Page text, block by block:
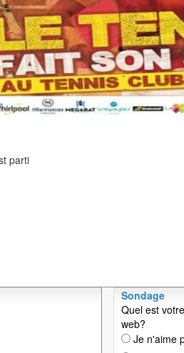
parti
Sondage
Quel est
web?
Je n'aime